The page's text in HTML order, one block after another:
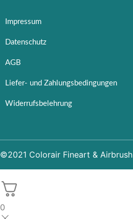
Impressum
Datenschutz
AGB
Liefer- und Zahlungsbedingungen
Widerrufsbelehrung
©2021 Colorair Fineart & Airbrush
0